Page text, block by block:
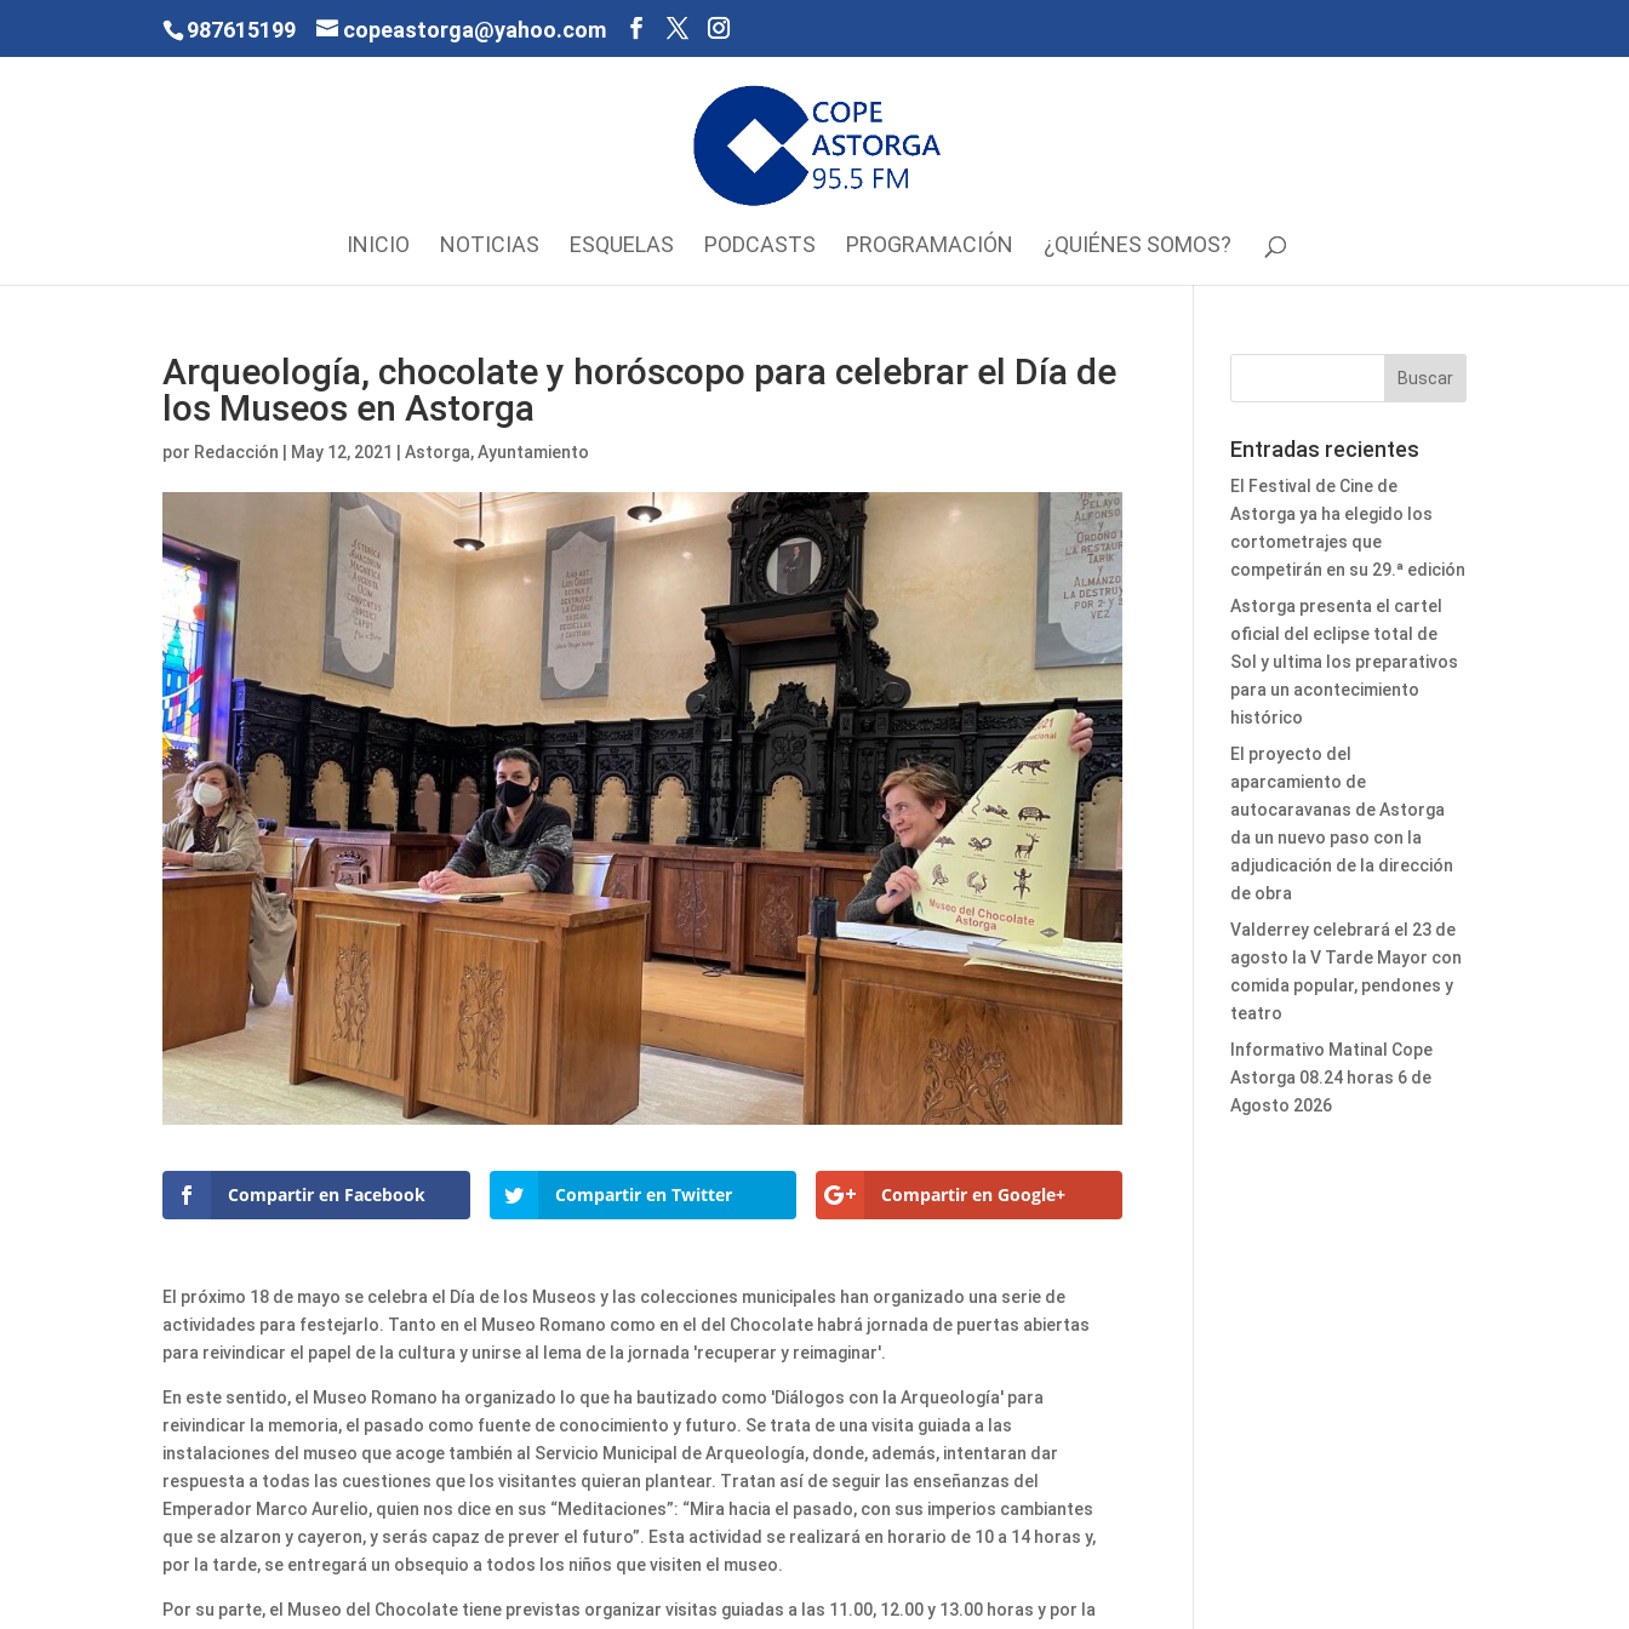
987615199 copeastorga@yahoo.com
INICIO NOTICIAS ESQUELAS PODCASTS PROGRAMACIÓN ¿QUIÉNES SOMOS?
Arqueología, chocolate y horóscopo para celebrar el Día de
los Museos en Astorga
por Redacción May 12, 2021 |Astorga,Ayuntamiento
Compartir en Facebook Compartir en Twitter Compartir en Google+
El próximo 18 de mayo se celebra el Día de los Museos y las colecciones municipales han organizado una serie de
actividades para festejarlo. Tanto en el Museo Romano como en el del Chocolate habrá jornada de puertas abiertas
para reivindicar el papel de la cultura y unirse al lema de la jornada 'recuperar y reimaginar'.
En este sentido, el Museo Romano ha organizado lo que ha bautizado como 'Diálogos con la Arqueología' para
reivindicar la memoria, el pasado como fuente de conocimiento y futuro. Se trata de una visita guiada a las
instalaciones del museo que acoge también al Servicio Municipal de Arqueología, donde, además, intentaran dar
respuesta a todas las cuestiones que los visitantes quieran plantear. Tratan así de seguir las enseñanzas del
Emperador Marco Aurelio, quien nos dice en sus “Meditaciones”: “Mira hacia el pasado, con sus imperios cambiantes
que se alzaron y cayeron, y serás capaz de prever el futuro”. Esta actividad se realizará en horario de 10 a 14 horas y,
por la tarde, se entregará un obsequio a todos los niños que visiten el museo.
Por su parte, el Museo del Chocolate tiene previstas organizar visitas guiadas a las 11.00, 12.00 y 13.00 horas y por la
Entradas recientes
El Festival de Cine de
Astorga ya ha elegido los
cortometrajes que
competirán en su 29.ª edición
Astorga presenta el cartel
oficial del eclipse total de
Sol y ultima los preparativos
para un acontecimiento
histórico
El proyecto del
aparcamiento de
autocaravanas de Astorga
da un nuevo paso con la
adjudicación de la dirección
de obra
Valderrey celebrará el 23 de
agosto la V Tarde Mayor con
comida popular, pendones y
teatro
Informativo Matinal Cope
Astorga 08.24 horas 6 de
Agosto 2026